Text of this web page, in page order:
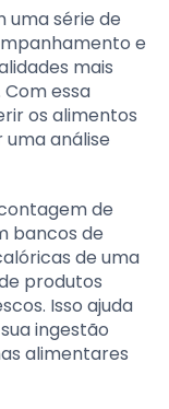
uma série de
e
mais
essa
os alimentos
análise
de
bancos de
de uma
produtos
Isso ajuda
ingestão
alimentares